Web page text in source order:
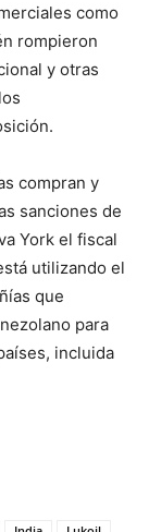
como
rompieron
y otras
compran y
sanciones de
York el fiscal
utilizando el
que
para
incluida